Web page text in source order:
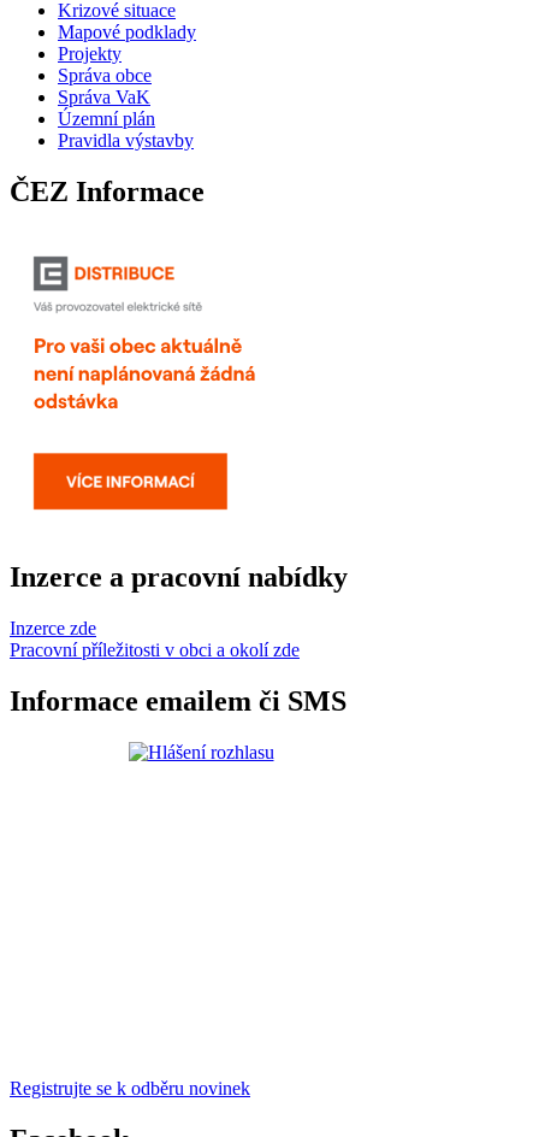
Krizové situace
Mapové podklady
Projekty
Správa obce
Správa VaK
Územní plán
Pravidla výstavby
ČEZ Informace
Inzerce a pracovní nabídky
Inzerce zde
Pracovní příležitosti v obci a okolí zde
Informace emailem či SMS
Registrujte se k odběru novinek